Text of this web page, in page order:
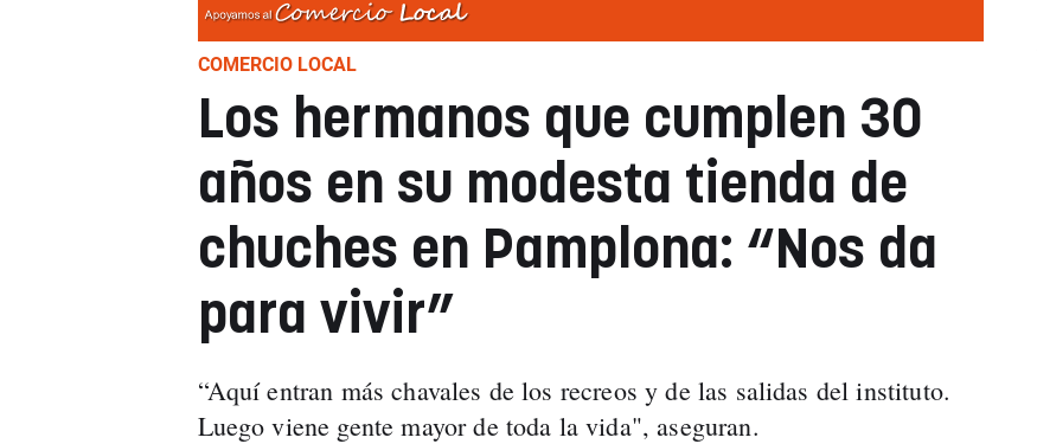
COMERCIO LOCAL
Los hermanos que cumplen 30
años en su modesta tienda de
chuches en Pamplona: “Nos da
para vivir”
“Aquí entran más chavales de los recreos y de las salidas del instituto.
Luego viene gente mayor de toda la vida", aseguran.